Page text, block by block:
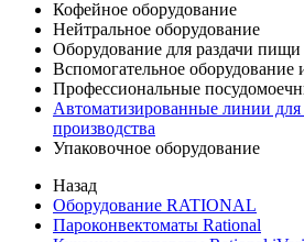
Кофейное оборудование
Нейтральное оборудование
Оборудование для раздачи пищи
Вспомогательное
Профессиональные
Автоматизированные линии
производства
Упаковочное оборудование
Назад
Оборудование RATIONAL
Пароконвектоматы Rational